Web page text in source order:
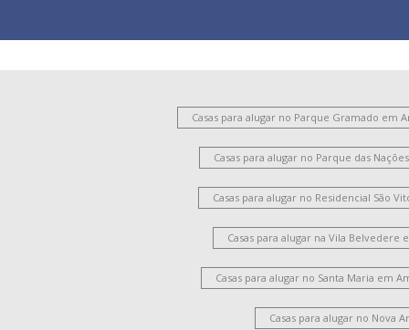
Casas para alugar no Parque Gramado em
Casas para alugar no Parque das
Casas para alugar no Residencial São
Casas para alugar na Vila Belvedere
Casas para alugar no Santa Maria em
Casas para alugar no Nova